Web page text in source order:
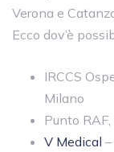
Verona e
Ecco dov’è
IRCCS
Milano
Punto
V Medical